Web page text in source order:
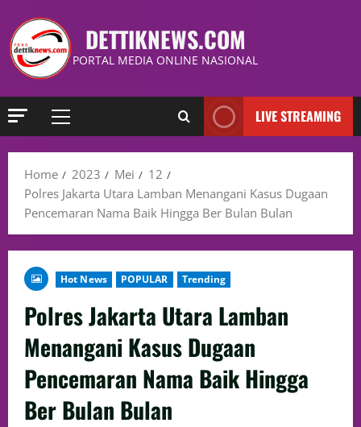
DETTIKNEWS.COM
PORTAL MEDIA ONLINE NASIONAL
LIVE STREAMING
Home 2023 Mei
12
Polres Jakarta Utara Lamban Menangani Kasus Dugaan
Pencemaran Nama Baik Hingga Ber Bulan Bulan
Hot News POPULAR Trending
Polres Jakarta Utara Lamban
Menangani Kasus Dugaan
Pencemaran Nama Baik Hingga
Ber Bulan Bulan